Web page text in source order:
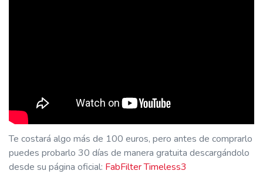
Te costará algo más de 100 euros, pero antes de comprarlo
puedes probarlo 30 días de manera gratuita descargándolo
desde su página oficial: FabFilter Timeless3